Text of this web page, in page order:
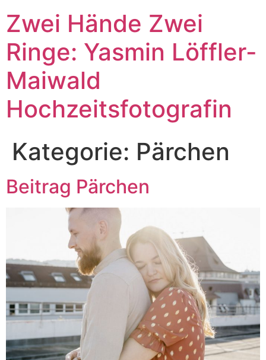
Inhalt
springen
Zwei Hände Zwei
Ringe: Yasmin Löffler-
Maiwald
Hochzeitsfotografin
Kategorie: Pärchen
Beitrag Pärchen